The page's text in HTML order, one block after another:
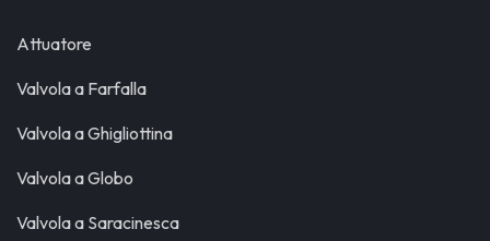
Attuatore
Valvola a Farfalla
Valvola a Ghigliottina
Valvola a Globo
Valvola a Saracinesca